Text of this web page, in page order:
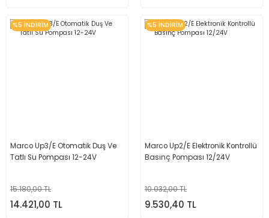
%5 İNDİRİM
Marco Up3/E Otomatik Duş Ve
Tatlı Su Pompası 12-24V
15.180,00 TL
14.421,00 TL
%5 İNDİRİM
Marco Up2/E Elektronik Kontrollü
Basınç Pompası 12/24V
10.032,00 TL
9.530,40 TL